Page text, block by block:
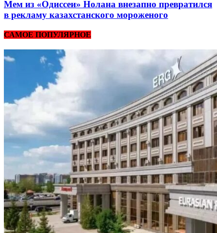
Мем из «Одиссеи» Нолана внезапно превратился
в рекламу казахстанского мороженого
САМОЕ ПОПУЛЯРНОЕ